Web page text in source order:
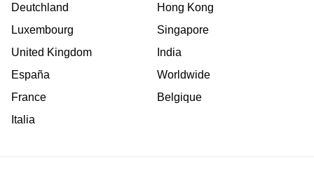
Deutchland
Luxembourg
United Kingdom
España
France
Italia
Hong Kong
Singapore
India
Worldwide
Belgique